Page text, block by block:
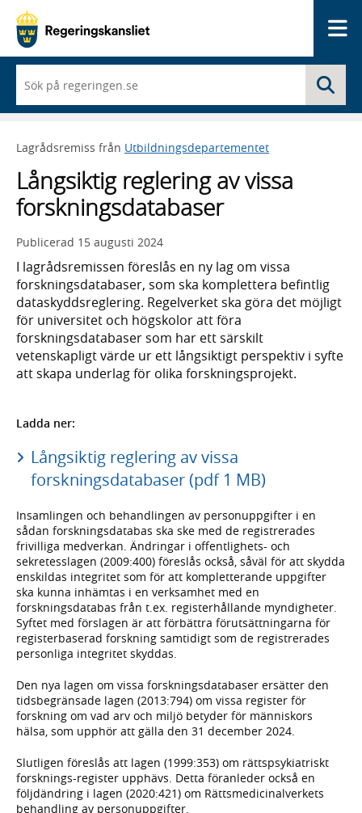
du
börjar
skriva
framträder
lista
med
sökförslag
Lagrådsremiss från Utbildningsdepartementet
Långsiktig reglering av vissa
forskningsdatabaser
Publicerad 15 augusti 2024
I lagrådsremissen föreslås en ny lag om vissa
forskningsdatabaser, som ska komplettera befintlig
dataskyddsreglering. Regelverket ska göra det möjligt
för universitet och högskolor att föra
forskningsdatabaser som har ett särskilt
vetenskapligt värde ur ett långsiktigt perspektiv i syfte
att skapa underlag för olika forskningsprojekt.
Ladda ner:
Långsiktig reglering av vissa
forskningsdatabaser (pdf 1 MB)
Insamlingen och behandlingen av personuppgifter i en
sådan forskningsdatabas ska ske med de registrerades
frivilliga medverkan. Ändringar i offentlighets- och
sekretesslagen (2009:400) föreslås också, såväl för att skydda
enskildas integritet som för att kompletterande uppgifter
ska kunna inhämtas i en verksamhet med en
forskningsdatabas från t.ex. registerhållande myndigheter.
Syftet med förslagen är att förbättra förutsättningarna för
registerbaserad forskning samtidigt som de registrerades
personliga integritet skyddas.
Den nya lagen om vissa forskningsdatabaser ersätter den
tidsbegränsade lagen (2013:794) om vissa register för
forskning om vad arv och miljö betyder för människors
hälsa, som upphör att gälla den 31 december 2024.
Slutligen föreslås att lagen (1999:353) om rättspsykiatriskt
forsknings-register upphävs. Detta föranleder också en
följdändring i lagen (2020:421) om Rättsmedicinalverkets
behandling av personuppgifter.